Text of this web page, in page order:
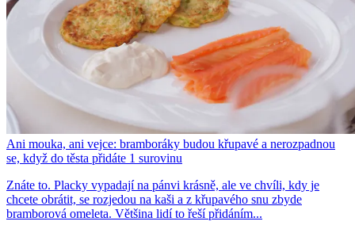
Ani mouka, ani vejce: bramboráky budou křupavé a nerozpadnou
se, když do těsta přidáte 1 surovinu
Znáte to. Placky vypadají na pánvi krásně, ale ve chvíli, kdy je
chcete obrátit, se rozjedou na kaši a z křupavého snu zbyde
bramborová omeleta. Většina lidí to řeší přidáním...